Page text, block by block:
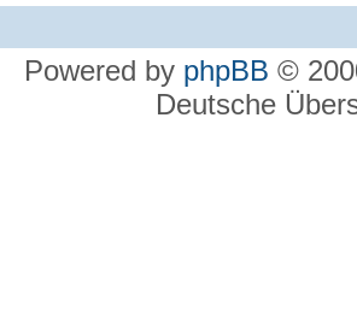
Powered by phpBB ©
Deutsche